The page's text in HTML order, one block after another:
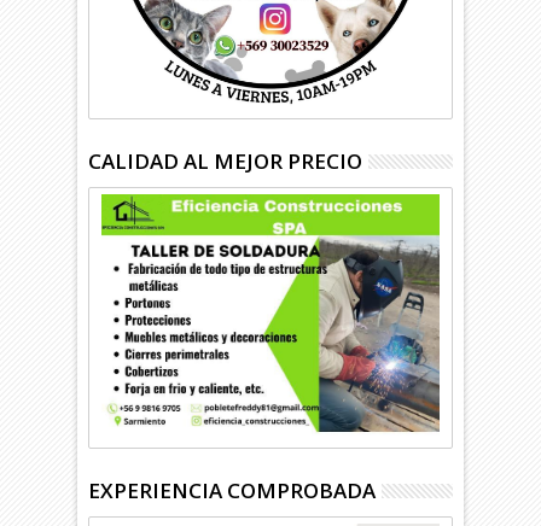
CALIDAD AL MEJOR PRECIO
EXPERIENCIA COMPROBADA